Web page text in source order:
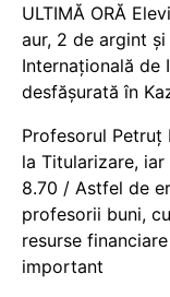
ULTIMĂ ORĂ
aur, 2 de argint
Internațională de
desfășurată în
Profesorul Petruț
la Titularizare,
8.70 / Astfel de
profesorii buni,
resurse
important